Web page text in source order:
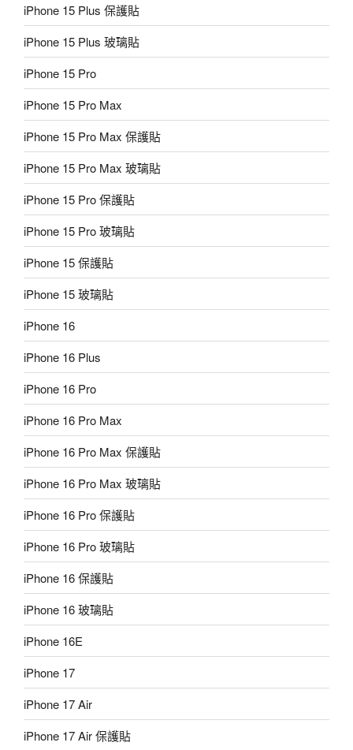
iPhone 15 Plus 保護貼
iPhone 15 Plus 玻璃貼
iPhone 15 Pro
iPhone 15 Pro Max
iPhone 15 Pro Max 保護貼
iPhone 15 Pro Max 玻璃貼
iPhone 15 Pro 保護貼
iPhone 15 Pro 玻璃貼
iPhone 15 保護貼
iPhone 15 玻璃貼
iPhone 16
iPhone 16 Plus
iPhone 16 Pro
iPhone 16 Pro Max
iPhone 16 Pro Max 保護貼
iPhone 16 Pro Max 玻璃貼
iPhone 16 Pro 保護貼
iPhone 16 Pro 玻璃貼
iPhone 16 保護貼
iPhone 16 玻璃貼
iPhone 16E
iPhone 17
iPhone 17 Air
iPhone 17 Air 保護貼